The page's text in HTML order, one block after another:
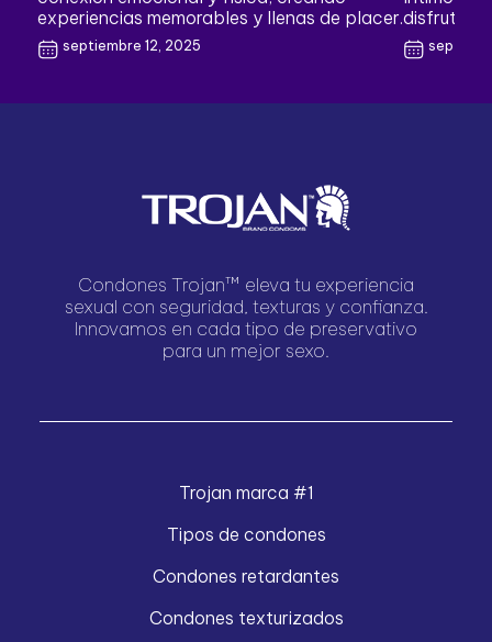
experiencias memorables y llenas de placer.
septiembre 12, 2025
disfrutar
Condones Trojan™ eleva tu experiencia
sexual con seguridad, texturas y confianza.
Innovamos en cada tipo de preservativo
para un mejor sexo.
Trojan marca #1
Tipos de condones
Condones retardantes
Condones texturizados